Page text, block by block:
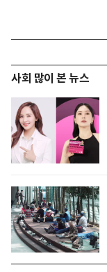
사회 많이 본 뉴스